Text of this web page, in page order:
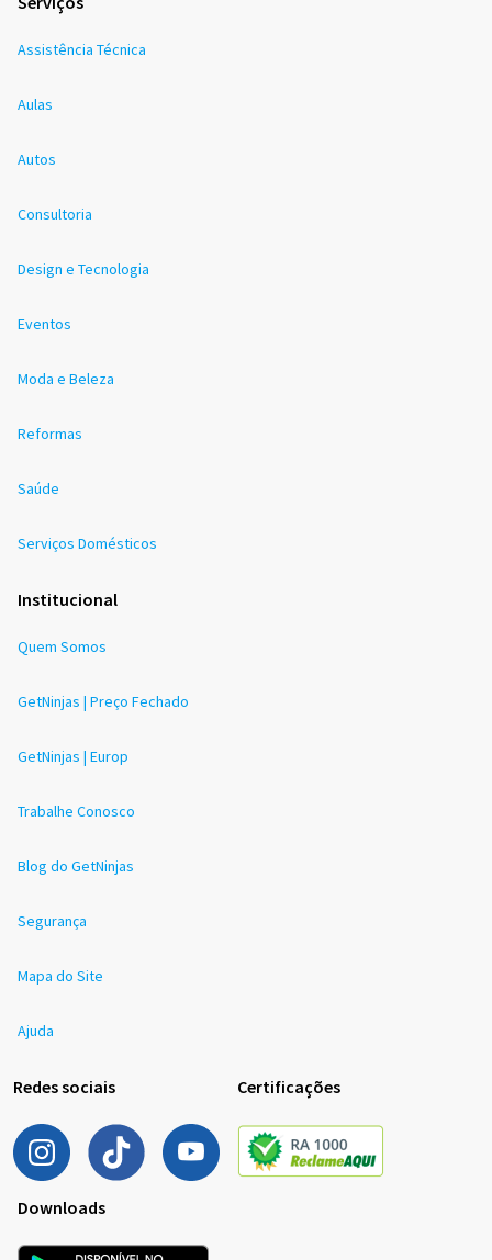
Assistência Técnica
Aulas
Autos
Consultoria
Design e Tecnologia
Eventos
Moda e Beleza
Reformas
Saúde
Serviços Domésticos
Institucional
Quem Somos
GetNinjas | Preço Fechado
GetNinjas | Europ
Trabalhe Conosco
Blog do GetNinjas
Segurança
Mapa do Site
Ajuda
Redes sociais Certificações
Downloads